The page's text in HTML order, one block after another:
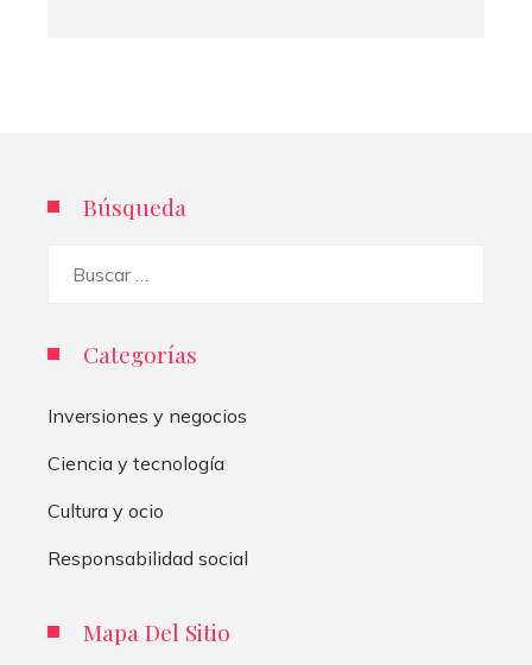
Búsqueda
Categorías
Inversiones y negocios
Ciencia y tecnología
Cultura y ocio
Responsabilidad social
Mapa Del Sitio